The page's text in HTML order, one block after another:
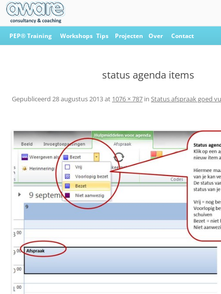
Ga
naar
PEP® Training Workshops Tips Projecten Over Contact
status agenda items
Gepubliceerd 28 augustus 2013at 1076 × 787 in Status afspraak goed